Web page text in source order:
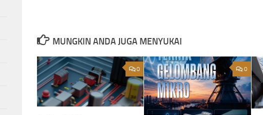
MUNGKIN ANDA JUGA MENYUKAI
0 0